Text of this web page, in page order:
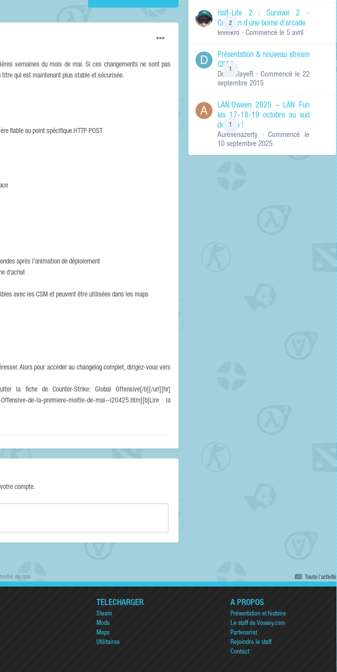
RECHERCHER LES
Titres et corps
Titres des
uniquement
semaines du mois de mai. Si ces changements ne sont pas
qui est maintenant plus stable et sécurisée.
fiable au point spécifique HTTP POST
après l'animation de déploiement
d'achat
avec les CSM et peuvent être utilisées dans les maps
Alors pour accéder au changelog complet, dirigez-vous vers
la fiche de Counter-Strike: Global Offensive[/b][/url][hr]
Offensive-de-la-premiere-moitie-de-mai--i20425.htm][b]Lire la
compte.
2
Half-Life 2 : Survivor 2 -
Création d'une borne d'arcade
levelkro · Commencé le 5 avril
1
Présentation & nouveau stream
CSGO
Dr.KinSlayeR · Commencé le 22
septembre 2015
1
LAN'Oween 2025 – LAN Fun
les 17-18-19 octobre au sud
de Lyon !
Aurelienazerty · Commencé le
10 septembre 2025
Toute l’activité
de mai
TÉLÉCHARGER
Steam
Mods
Maps
Utilitaires
A PROPOS
Présentation et histoire
Le staff de Vossey.com
Partenariat
Rejoindre le staff
Contact